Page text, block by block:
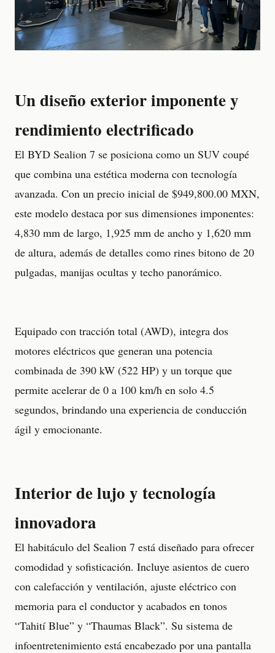
Un diseño exterior imponente y
rendimiento electrificado
El BYD Sealion 7 se posiciona como un SUV coupé
que combina una estética moderna con tecnología
avanzada. Con un precio inicial de $949,800.00 MXN,
este modelo destaca por sus dimensiones imponentes:
4,830 mm de largo, 1,925 mm de ancho y 1,620 mm
de altura, además de detalles como rines bitono de 20
pulgadas, manijas ocultas y techo panorámico.
Equipado con tracción total (AWD), integra dos
motores eléctricos que generan una potencia
combinada de 390 kW (522 HP) y un torque que
permite acelerar de 0 a 100 km/h en solo 4.5
segundos, brindando una experiencia de conducción
ágil y emocionante.
Interior de lujo y tecnología
innovadora
El habitáculo del Sealion 7 está diseñado para ofrecer
comodidad y sofisticación. Incluye asientos de cuero
con calefacción y ventilación, ajuste eléctrico con
memoria para el conductor y acabados en tonos
“Tahití Blue” y “Thaumas Black”. Su sistema de
infoentretenimiento está encabezado por una pantalla